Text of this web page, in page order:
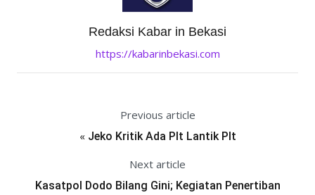
Redaksi Kabar in Bekasi
https://kabarinbekasi.com
Previous article
« Jeko Kritik Ada Plt Lantik Plt
Next article
Kasatpol Dodo Bilang Gini; Kegiatan Penertiban